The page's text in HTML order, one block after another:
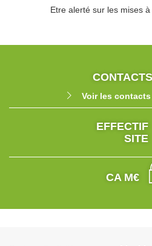
Etre alerté sur les mises
CONTACTS
Voir les
EFFECTIF
SITE
CA M€